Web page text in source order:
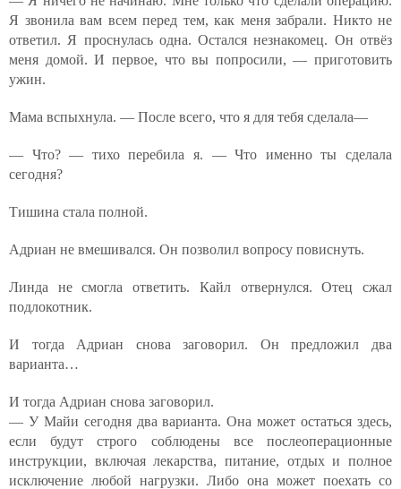
Я звонила вам всем перед тем, как меня забрали. Никто не
ответил. Я проснулась одна. Остался незнакомец. Он отвёз
меня домой. И первое, что вы попросили, — приготовить
ужин.
Мама вспыхнула. — После всего, что я для тебя сделала—
— Что? — тихо перебила я. — Что именно ты сделала
сегодня?
Тишина стала полной.
Адриан не вмешивался. Он позволил вопросу повиснуть.
Линда не смогла ответить. Кайл отвернулся. Отец сжал
подлокотник.
И тогда Адриан снова заговорил. Он предложил два
варианта…
И тогда Адриан снова заговорил.
— У Майи сегодня два варианта. Она может остаться здесь,
если будут строго соблюдены все послеоперационные
инструкции, включая лекарства, питание, отдых и полное
исключение любой нагрузки. Либо она может поехать со